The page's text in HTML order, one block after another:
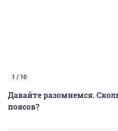
1 / 10
Давайте разомнемся.
поясов?